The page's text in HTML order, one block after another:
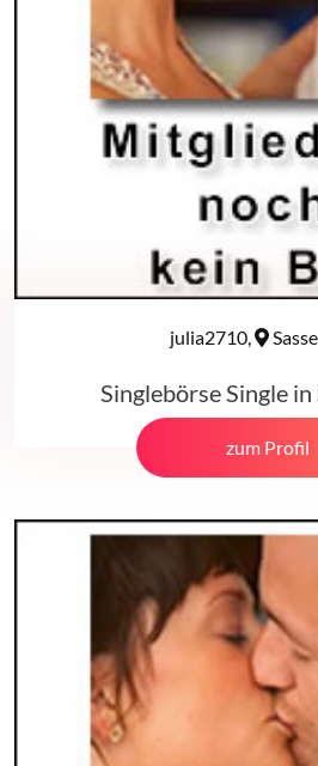
julia2710,
Singlebörse Single in
zum Profil